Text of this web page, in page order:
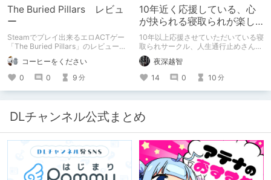
The Buried Pillars レビュ
ー
Steamでプレイ出来るエロACTゲー
「The Buried Pillars」のレビューで
す。
コーヒーをください
0
0 9 分
10年近く応援している、心
が抉られる寝取られが楽し
めるサークル
10年以上応援させていただいている寝
取られサークル、人生通行止めさんの
新作がとても良かったので、新作を中
心に、このサークルのゲームを紹介し
たくて、記事を書かせていただく。
キミノオモイからずっと好きな熱心な
ファンとしての記事にどうか、お付き
微修正）
夜深越智
14
0 10 分
DLチャンネル公式まとめ